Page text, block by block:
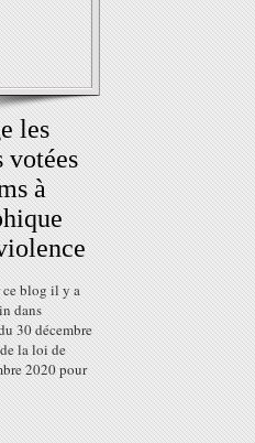
les
votées
à
ce blog il y a
dans
30 décembre
la loi de
2020 pour